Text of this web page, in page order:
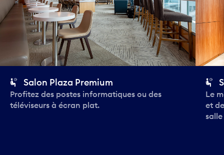
Salon Plaza Premium
Profitez des postes informatiques ou des
téléviseurs à écran plat.
Le
et